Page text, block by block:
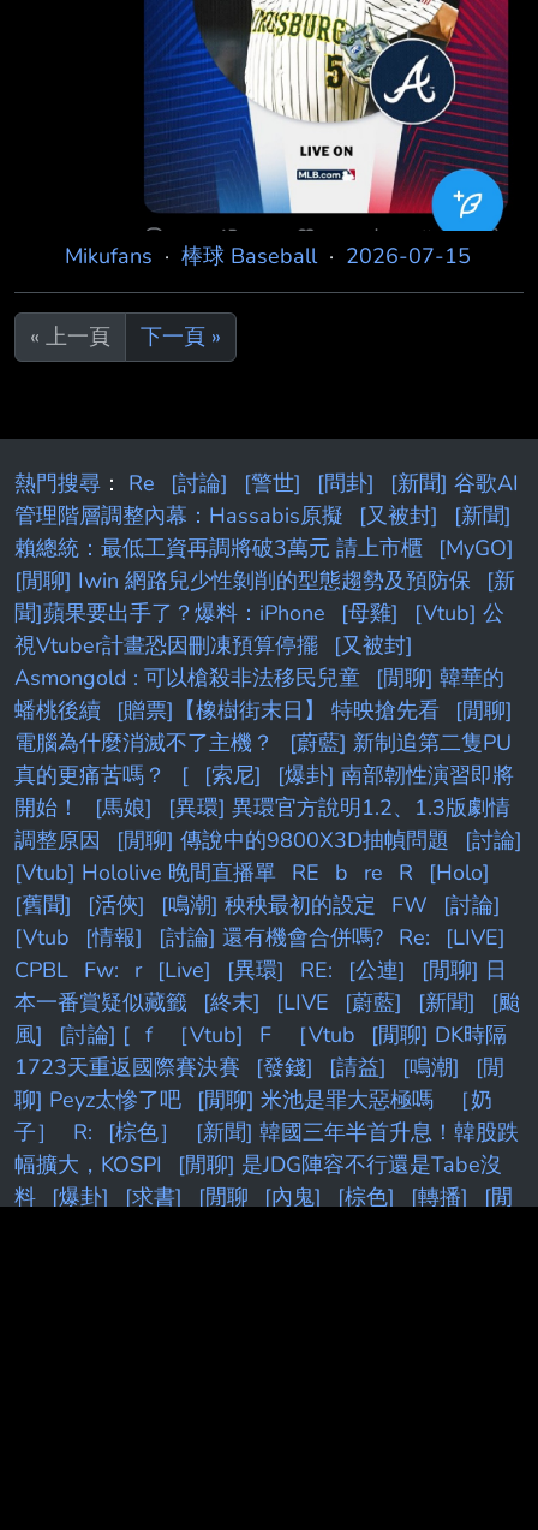
Mikufans · 棒球 Baseball· 2026-07-15
« 上一頁 下一頁 »
熱門搜尋 ： Re [討論] [警世] [問卦]
[新聞] 谷歌AI
管理階層調整內幕：Hassabis原擬
[又被封]
[新聞]
賴總統：最低工資再調將破3萬元 請上市櫃
[MyGO]
[閒聊] Iwin 網路兒少性剝削的型態趨勢及預防保
[新
聞]蘋果要出手了？爆料：iPhone
[母雞]
[Vtub] 公
視Vtuber計畫恐因刪凍預算停擺
[又被封]
Asmongold : 可以槍殺非法移民兒童
[閒聊] 韓華的
蟠桃後續
[贈票]【橡樹街末日】 特映搶先看
[閒聊]
電腦為什麼消滅不了主機？
[蔚藍] 新制追第二隻PU
真的更痛苦嗎？
[ [索尼]
[爆卦] 南部韌性演習即將
開始！
[馬娘]
[異環] 異環官方說明1.2、1.3版劇情
調整原因
[閒聊] 傳說中的9800X3D抽幀問題
[討論]
[Vtub] Hololive 晚間直播單 RE b re R
[Holo]
[舊聞]
[活俠] [鳴潮] 秧秧最初的設定 FW
[討論]
[Vtub
[情報] [討論] 還有機會合併嗎? Re:
[LIVE]
CPBL Fw: r [Live] [異環] RE: [公連]
[閒聊] 日
本一番賞疑似藏籤
[終末] [LIVE [蔚藍] [新聞]
[颱
風]
[討論] [ f ［Vtub] F ［Vtub
[閒聊] DK時隔
1723天重返國際賽決賽
[發錢] [請益] [鳴潮]
[閒
聊] Peyz太慘了吧
[閒聊] 米池是罪大惡極嗎
［奶
子］
R: [棕色］
[新聞] 韓國三年半首升息！韓股跌
幅擴大，KOSPI
[閒聊] 是JDG陣容不行還是Tabe沒
料
[爆卦] [求書] [閒聊 [內鬼] [棕色] [轉播]
[閒